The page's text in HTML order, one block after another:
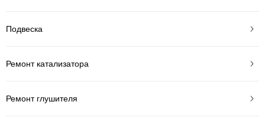
Подвеска
Ремонт катализатора
Ремонт глушителя